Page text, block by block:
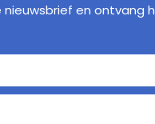
nieuwsbrief en ontvang